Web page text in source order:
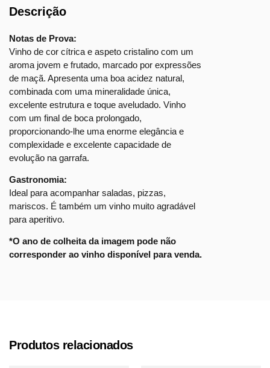
Descrição
Notas de Prova:
Vinho de cor cítrica e aspeto cristalino com um
aroma jovem e frutado, marcado por expressões
de maçã. Apresenta uma boa acidez natural,
combinada com uma mineralidade única,
excelente estrutura e toque aveludado. Vinho
com um final de boca prolongado,
proporcionando-lhe uma enorme elegância e
complexidade e excelente capacidade de
evolução na garrafa.
Gastronomia:
Ideal para acompanhar saladas, pizzas,
mariscos. É também um vinho muito agradável
para aperitivo.
*O ano de colheita da imagem pode não
corresponder ao vinho disponível para venda.
Produtos relacionados